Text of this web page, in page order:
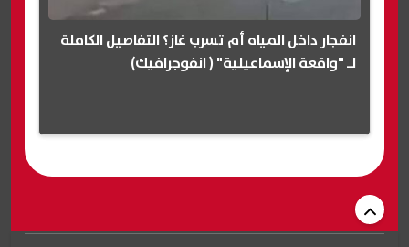
انفجار داخل المياه أم تسرب غاز؟ التفاصيل الكاملة
لـ "واقعة الإسماعيلية" ( انفوجرافيك)